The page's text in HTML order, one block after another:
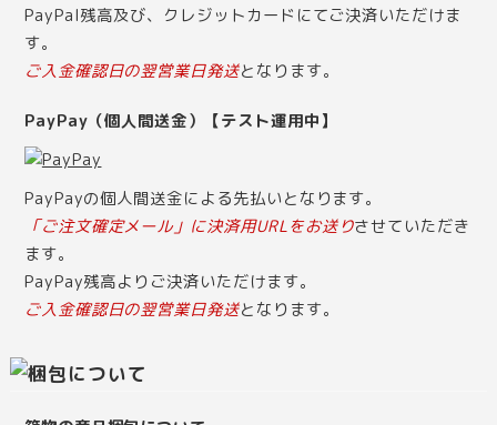
PayPal残高及び、クレジットカードにてご決済いただけま
す。
ご入金確認日の翌営業日発送となります。
PayPay（個人間送金）【テスト運用中】
PayPayの個人間送金による先払いとなります。
「ご注文確定メール」に決済用URLをお送りさせていただき
ます。
PayPay残高よりご決済いただけます。
ご入金確認日の翌営業日発送となります。